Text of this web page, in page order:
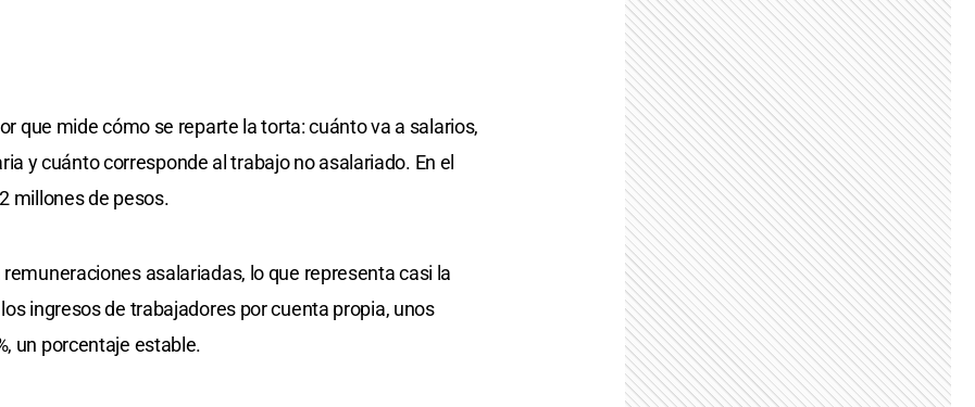
que mide cómo se reparte la torta: cuánto va a salarios,
y cuánto corresponde al trabajo no asalariado. En el
millones de pesos.
asalariadas, lo que representa casi la
ingresos de trabajadores por cuenta propia, unos
un porcentaje estable.